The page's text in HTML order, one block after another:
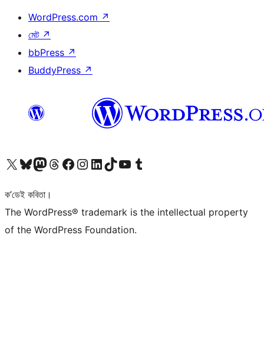
WordPress.com ↗
মেট ↗
bbPress ↗
BuddyPress ↗
আমাৰ X (আগৰ Twitter) একাউণ্টলৈ যাওকআমাৰ Bluesky একাউণ্টলৈ যাওকআমাৰ Mastodon একাউণ্টলৈ যাওকআমাৰ Threads একাউণ্টলৈ যাওকআমাৰ Facebook পৃষ্ঠালৈ যাওকআমাৰ Instagram একাউণ্টলৈ যাওকআমাৰ LinkedIn একাউণ্টলৈ যাওকআমাৰ TikTok একাউণ্টলৈ যাওকআমাৰ YouTube চেনেললৈ যাওকআমাৰ Tumblr একাউণ্টলৈ যাওক
ক’ডেই কবিতা।
The WordPress® trademark is the intellectual property
of the WordPress Foundation.